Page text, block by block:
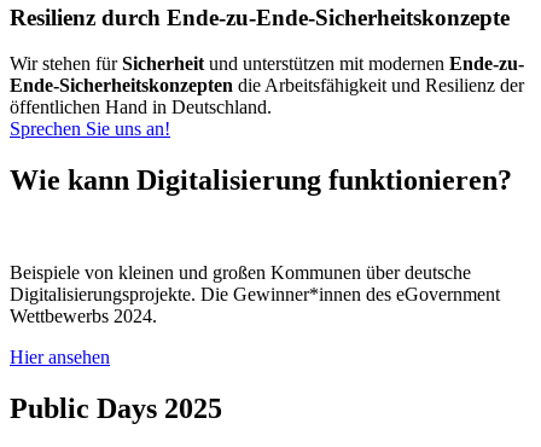
Resilienz durch Ende-zu-Ende-Sicherheitskonzepte
Wir stehen fürSicherheit und unterstützen mit modernen Ende-zu-
Ende-Sicherheitskonzepten die Arbeitsfähigkeit und Resilienz der
öffentlichen Hand in Deutschland.
Sprechen Sie uns an!
Wie kann Digitalisierung funktionieren?
Beispiele von kleinen und großen Kommunen über deutsche
Digitalisierungsprojekte. Die Gewinner*innen des eGovernment
Wettbewerbs 2024.
Hier ansehen
Public Days 2025